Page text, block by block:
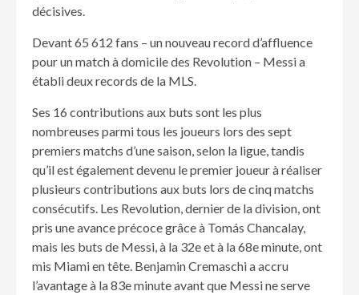
décisives.
Devant 65 612 fans – un nouveau record d’affluence
pour un match à domicile des Revolution – Messi a
établi deux records de la MLS.
Ses 16 contributions aux buts sont les plus
nombreuses parmi tous les joueurs lors des sept
premiers matchs d’une saison, selon la ligue, tandis
qu’il est également devenu le premier joueur à réaliser
plusieurs contributions aux buts lors de cinq matchs
consécutifs. Les Revolution, dernier de la division, ont
pris une avance précoce grâce à Tomás Chancalay,
mais les buts de Messi, à la 32e et à la 68e minute, ont
mis Miami en tête. Benjamin Cremaschi a accru
l’avantage à la 83e minute avant que Messi ne serve